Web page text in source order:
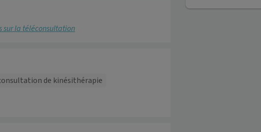
sur la téléconsultation
de kinésithérapie